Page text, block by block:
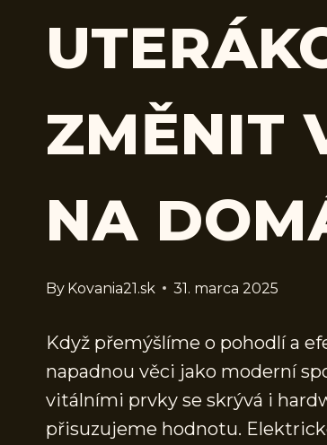
ZMĚNIT
NA
By Kovania21.sk 31. marca 2025
Když přemýšlíme o pohodlí a
napadnou věci jako moderní
vitálními prvky se skrývá i
přisuzujeme hodnotu.